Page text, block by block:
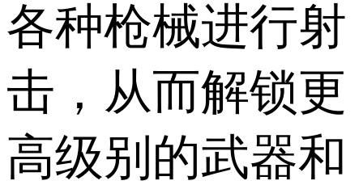
各种枪械进行射
击，从而解锁更
高级别的武器和